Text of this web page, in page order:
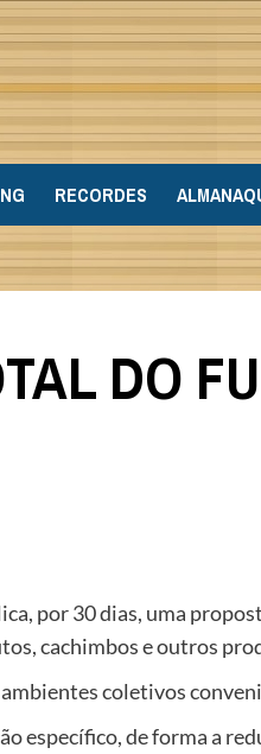
RECORDES
DO
por 30 dias, uma
cachimbos e outros
coletivos
específico, de forma a